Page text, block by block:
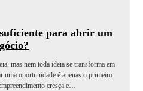
para abrir um
mas nem toda ideia se transforma em
uma oportunidade é apenas o primeiro
cresça e…